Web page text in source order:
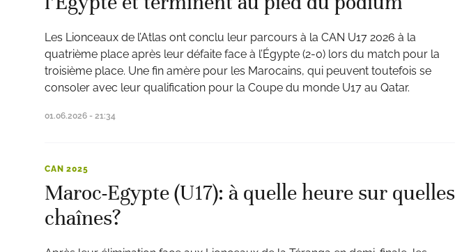
Les Lionceaux de l’Atlas ont conclu leur parcours à la CAN U17 2026 à la
quatrième place après leur défaite face à l’Égypte (2-0) lors du match pour la
troisième place. Une fin amère pour les Marocains, qui peuvent toutefois se
consoler avec leur qualification pour la Coupe du monde U17 au Qatar.
01.06.2026 - 21:34
CAN 2025
Maroc-Egypte (U17): à quelle heure sur quelles
chaînes?